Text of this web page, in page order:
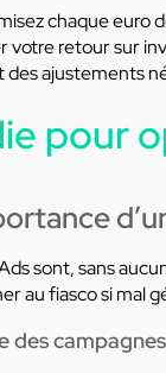
chaque euro
retour sur
ajustements
pour
sont, sans
au fiasco si mal
des